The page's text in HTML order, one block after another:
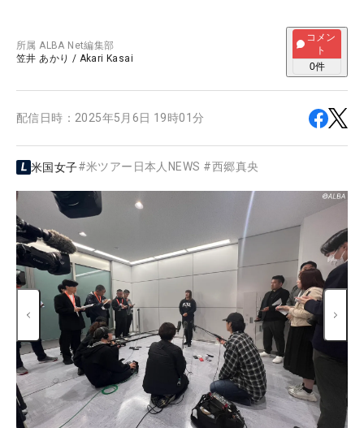
所属ALBA Net編集部
笠井 あかり / Akari Kasai
コメン
ト
0件
配信日時： 2025年5月6日 19時01分
米国女子#米ツアー日本人NEWS #西郷真央